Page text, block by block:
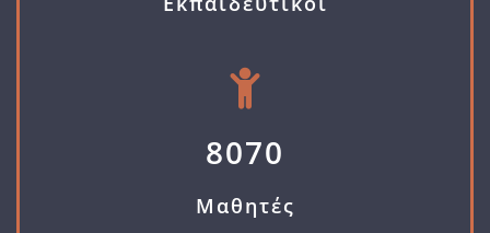
8070
Μαθητές